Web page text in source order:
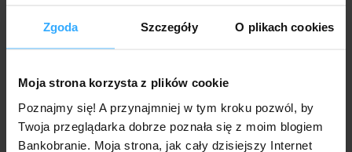
Zgoda Szczegóły O plikach cookies
Moja strona korzysta z plików cookie
Poznajmy się! A przynajmniej w tym kroku pozwól, by
Twoja przeglądarka dobrze poznała się z moim blogiem
Bankobranie. Moja strona, jak cały dzisiejszy Internet
klientów bardzo biernych. Jeśli ktoś na co dzień
mieć włączone zgody na marketing.
Anonimowy
21 lutego 2024 14:44